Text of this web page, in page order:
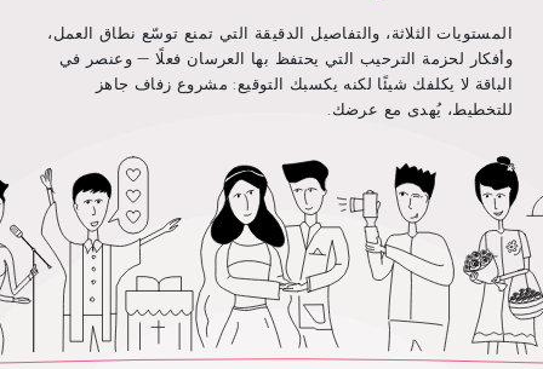
المستويات الثلاثة، والتفاصيل الدقيقة التي تمنع توسّع نطاق العمل،
وأفكار لحزمة الترحيب التي يحتفظ بها العرسان فعلًا — وعنصر في
الباقة لا يكلفك شيئًا لكنه يكسبك التوقيع: مشروع زفاف جاهز
للتخطيط، يُهدى مع عرضك.